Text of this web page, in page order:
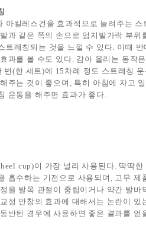
아킬레스건을 효과적으로 늘려주는
과 같은 쪽의 손으로 엄지발가락 부
트레칭되는 것을 느낄 수 있다. 이때
과를 볼 수도 있다. 감아 올리는 동작
번(한 세트)에 15차례 정도 스트레칭
주는 것이 좋으며, 특히 아침에 자고
운동을 해주면 효과가 좋다.
cup)이 가장 널리 사용된다. 딱딱
흡수하는 기전으로 사용되며, 고무
을 발목 관절이 중립이거나 약간 발
정 안창의 효과에 대해서는 논란이
반된 경우에 사용하면 좋은 결과를 얻